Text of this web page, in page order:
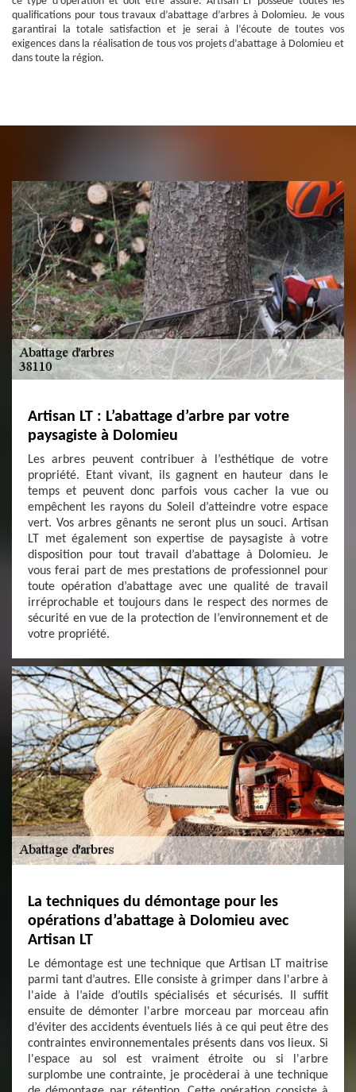
qualifications pour tous travaux d’abattage d’arbres à Dolomieu. Je vous
garantirai la totale satisfaction et je serai à l’écoute de toutes vos
exigences dans la réalisation de tous vos projets d’abattage à Dolomieu et
dans toute la région.
Artisan LT : L’abattage d’arbre par votre
paysagiste à Dolomieu
Les arbres peuvent contribuer à l’esthétique de votre
propriété. Etant vivant, ils gagnent en hauteur dans le
temps et peuvent donc parfois vous cacher la vue ou
empêchent les rayons du Soleil d’atteindre votre espace
vert. Vos arbres gênants ne seront plus un souci. Artisan
LT met également son expertise de paysagiste à votre
disposition pour tout travail d’abattage à Dolomieu. Je
vous ferai part de mes prestations de professionnel pour
toute opération d’abattage avec une qualité de travail
irréprochable et toujours dans le respect des normes de
sécurité en vue de la protection de l’environnement et de
votre propriété.
La techniques du démontage pour les
opérations d’abattage à Dolomieu avec
Artisan LT
Le démontage est une technique que Artisan LT maitrise
parmi tant d’autres. Elle consiste à grimper dans l'arbre à
l'aide à l’aide d’outils spécialisés et sécurisés. Il suffit
ensuite de démonter l'arbre morceau par morceau afin
d’éviter des accidents éventuels liés à ce qui peut être des
contraintes environnementales présents dans vos lieux. Si
l'espace au sol est vraiment étroite ou si l'arbre
surplombe une contrainte, je procèderai à une technique